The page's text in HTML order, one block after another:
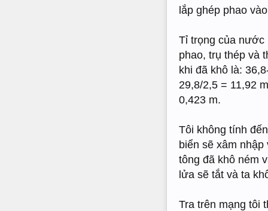
lắp ghép phao
Tỉ trọng của nước
phao, trụ thép và
khi đã khô là:
29,8/2,5 = 11,92
0,423 m.
Tôi không tính
biển sẽ xâm
tông đã khô ném
lửa sẽ tắt và ta
Tra trên mạng tôi